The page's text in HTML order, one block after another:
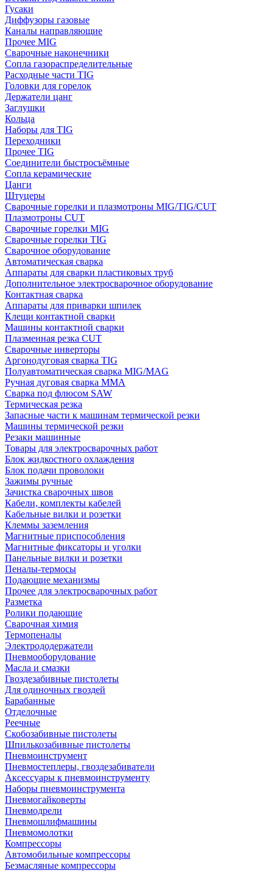
Гусаки
Диффузоры газовые
Каналы направляющие
Прочее MIG
Сварочные наконечники
Сопла газораспределительные
Расходные части TIG
Головки для горелок
Держатели цанг
Заглушки
Кольца
Наборы для TIG
Переходники
Прочее TIG
Соединители быстросъёмные
Сопла керамические
Цанги
Штуцеры
Сварочные горелки и плазмотроны MIG/TIG/CUT
Плазмотроны CUT
Сварочные горелки MIG
Сварочные горелки TIG
Сварочное оборудование
Автоматическая сварка
Аппараты для сварки пластиковых труб
Дополнительное электросварочное оборудование
Контактная сварка
Аппараты для приварки шпилек
Клещи контактной сварки
Машины контактной сварки
Плазменная резка CUT
Сварочные инверторы
Аргонодуговая сварка TIG
Полуавтоматическая сварка MIG/MAG
Ручная дуговая сварка MMA
Сварка под флюсом SAW
Термическая резка
Запасные части к машинам термической резки
Машины термической резки
Резаки машинные
Товары для электросварочных работ
Блок жидкостного охлаждения
Блок подачи проволоки
Зажимы ручные
Зачистка сварочных швов
Кабели, комплекты кабелей
Кабельные вилки и розетки
Клеммы заземления
Магнитные приспособления
Магнитные фиксаторы и уголки
Панельные вилки и розетки
Пеналы-термосы
Подающие механизмы
Прочее для электросварочных работ
Разметка
Ролики подающие
Сварочная химия
Термопеналы
Электрододержатели
Пневмооборудование
Масла и смазки
Гвоздезабивные пистолеты
Для одиночных гвоздей
Барабанные
Отделочные
Реечные
Скобозабивные пистолеты
Шпилькозабивные пистолеты
Пневмоинструмент
Пневмостеплеры, гвоздезабиватели
Аксессуары к пневмоинструменту
Наборы пневмоинструмента
Пневмогайковерты
Пневмодрели
Пневмошлифмашины
Пневмомолотки
Компрессоры
Автомобильные компрессоры
Безмасляные компрессоры